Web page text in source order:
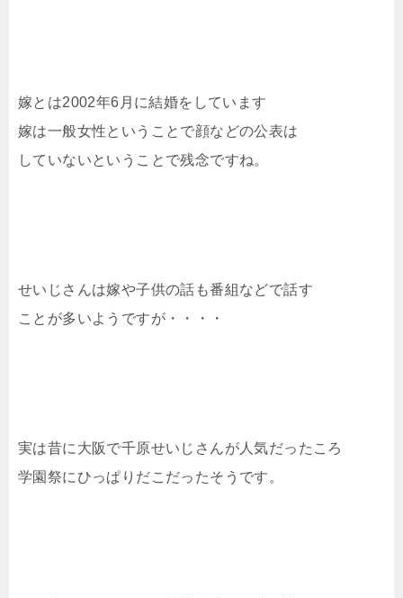
嫁とは2002年6月に結婚をしています
嫁は一般女性ということで顔などの公表は
していないということで残念ですね。
せいじさんは嫁や子供の話も番組などで話す
ことが多いようですが・・・・
実は昔に大阪で千原せいじさんが人気だったころ
学園祭にひっぱりだこだったそうです。